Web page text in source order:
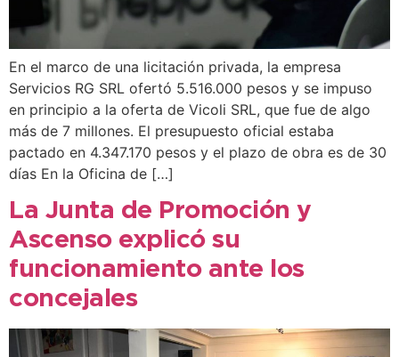
En el marco de una licitación privada, la empresa
Servicios RG SRL ofertó 5.516.000 pesos y se impuso
en principio a la oferta de Vicoli SRL, que fue de algo
más de 7 millones. El presupuesto oficial estaba
pactado en 4.347.170 pesos y el plazo de obra es de 30
días En la Oficina de […]
La Junta de Promoción y
Ascenso explicó su
funcionamiento ante los
concejales